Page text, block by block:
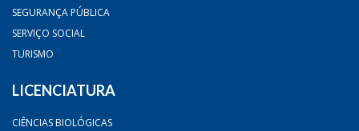
SEGURANÇA PÚBLICA
SERVIÇO SOCIAL
TURISMO
LICENCIATURA
CIÊNCIAS BIOLÓGICAS